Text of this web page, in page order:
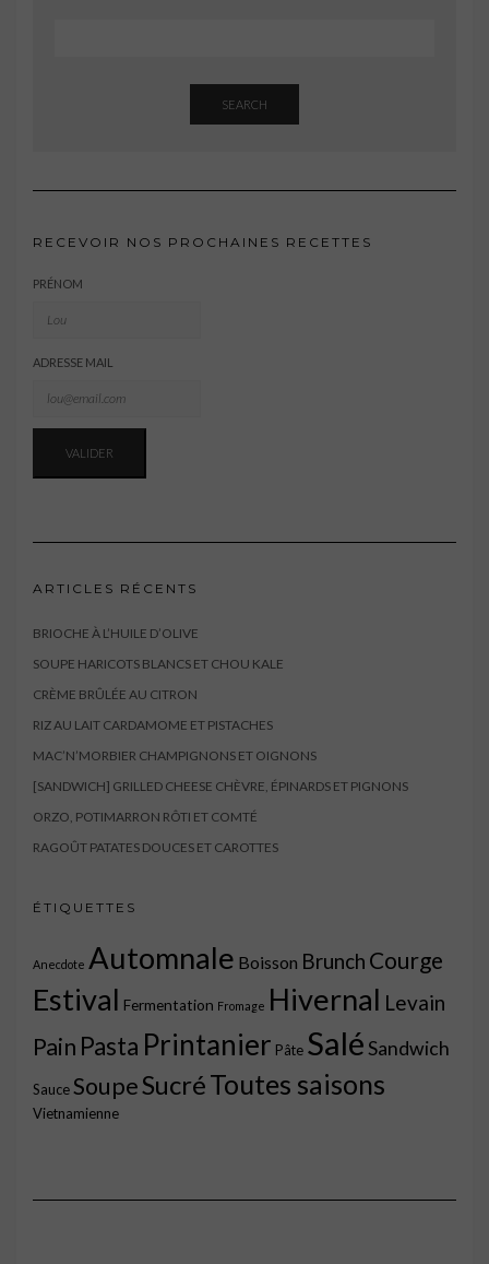
SEARCH
RECEVOIR NOS PROCHAINES RECETTES
PRÉNOM
ADRESSE MAIL
ARTICLES RÉCENTS
BRIOCHE À L’HUILE D’OLIVE
SOUPE HARICOTS BLANCS ET CHOU KALE
CRÈME BRÛLÉE AU CITRON
RIZ AU LAIT CARDAMOME ET PISTACHES
MAC’N’MORBIER CHAMPIGNONS ET OIGNONS
[SANDWICH] GRILLED CHEESE CHÈVRE, ÉPINARDS ET PIGNONS
ORZO, POTIMARRON RÔTI ET COMTÉ
RAGOÛT PATATES DOUCES ET CAROTTES
ÉTIQUETTES
Anecdote Automnale Boisson Brunch Courge
Estival Fermentation Fromage Hivernal Levain
Pain Pasta Printanier Pâte SaléSandwich
SauceSoupeSucréToutes saisons
Vietnamienne